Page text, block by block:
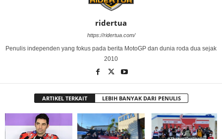
ridertua
https://ridertua.com/
Penulis independen yang fokus pada berita MotoGP dan dunia roda dua sejak
2010
ARTIKEL TERKAIT LEBIH BANYAK DARI PENULIS